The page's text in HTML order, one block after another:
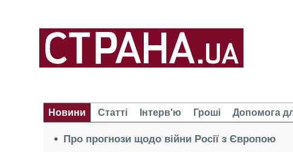
Новини Статті Інтерв'ю Гроші Допомога
Про прогнози щодо війни Росії з Європою